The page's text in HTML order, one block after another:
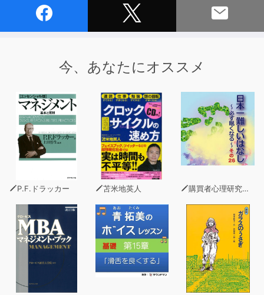
今、あなたにオススメ
P.F.ドラッカー 苫米地英人 購買者心理研究所 株式会社モデンナ 顧問 青木幹和